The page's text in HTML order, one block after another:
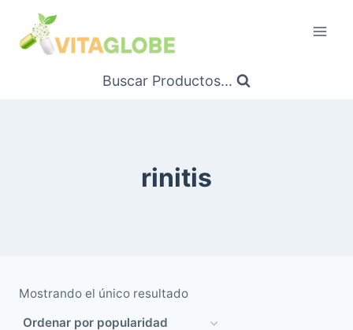
Contenido
Buscar Productos...
rinitis
Mostrando el único resultado